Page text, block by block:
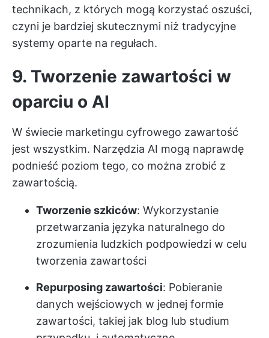
technikach, z których mogą korzystać oszuści,
czyni je bardziej skutecznymi niż tradycyjne
systemy oparte na regułach.
9. Tworzenie zawartości w
oparciu o AI
W świecie marketingu cyfrowego zawartość
jest wszystkim. Narzędzia AI mogą naprawdę
podnieść poziom tego, co można zrobić z
zawartością.
Tworzenie szkiców: Wykorzystanie
przetwarzania języka naturalnego do
zrozumienia ludzkich podpowiedzi w celu
tworzenia zawartości
Repurposing zawartości: Pobieranie
danych wejściowych w jednej formie
zawartości, takiej jak blog lub studium